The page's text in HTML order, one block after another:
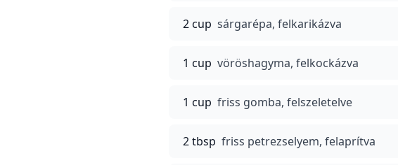
2 cup sárgarépa, felkarikázva
1 cup vöröshagyma, felkockázva
1 cup friss gomba, felszeletelve
2 tbsp friss petrezselyem, felaprítva